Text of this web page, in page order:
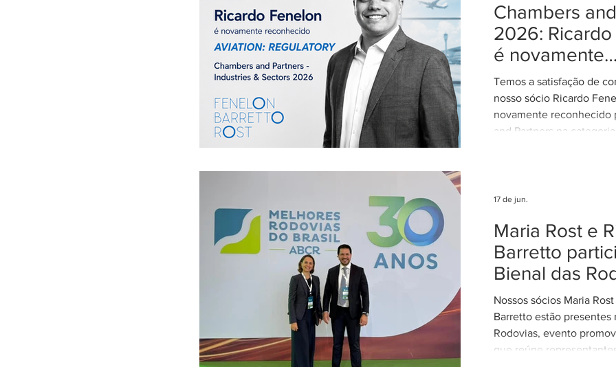
regulamentação é
STJ exerça plenamente
constitucional de
interpretação da
concentran
Chambers
2026:
é novamente
reconhecido
Aviation:
Temos a satisfação de
nosso sócio Ricardo
novamente reconhecido
and Partners na
elaboração, discussão e
para o setor aéreo
retorno à advocacia, em
sendo continuamente
sua atuação em Direito
assessorando
Maria Rost e
Barretto
Bienal das
Nossos sócios Maria
Barretto estão presentes
Rodovias, evento
que reúne
17 de jun.